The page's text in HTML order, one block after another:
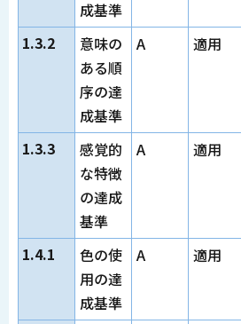
成基準
1.3.2
意味の
ある順
序の達
成基準
A 適用
1.3.3
感覚的
な特徴
の達成
基準
A 適用
1.4.1
色の使
用の達
成基準
A 適用